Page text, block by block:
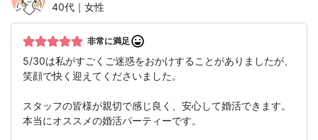
40代｜女性
非常に満足
5/30は私がすごくご迷惑をおかけすることがありましたが、
笑顔で快く迎えてくださいました。
スタッフの皆様が親切で感じ良く、安心して婚活できます。
本当にオススメの婚活パーティーです。